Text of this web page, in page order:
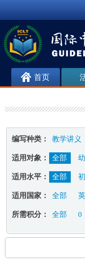
首页
编写种类： 教学讲义
适用对象： 全部
适用水平： 全部
适用国家： 全部
所需积分： 全部 0